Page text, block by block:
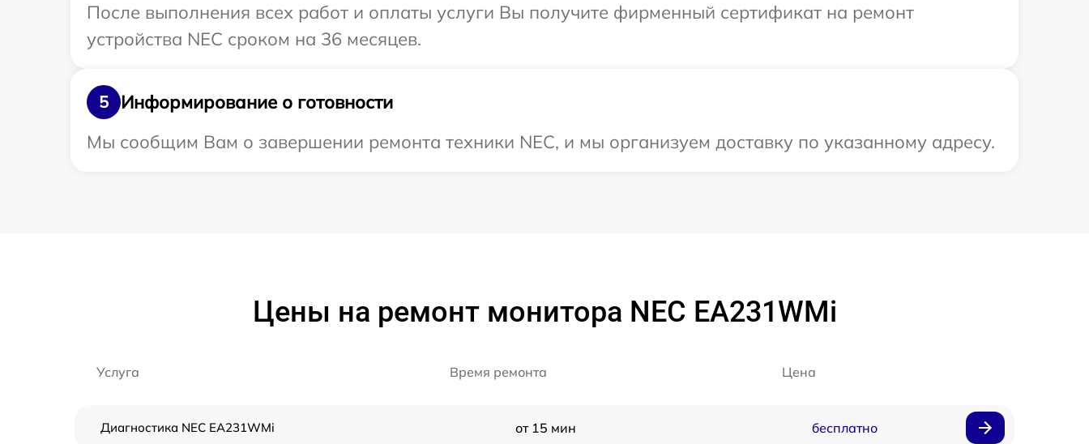
После выполнения всех работ и оплаты услуги Вы получите фирменный сертификат на ремонт
устройства NEC сроком на 36 месяцев.
5
Информирование о готовности
Мы сообщим Вам о завершении ремонта техники NEC, и мы организуем доставку по указанному адресу.
Цены на ремонт монитора NEC EA231WMi
Услуга Время ремонта Цена
Диагностика NEC EA231WMi от 15 мин бесплатно